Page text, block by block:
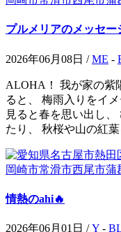
プルメリアのメッセー
2026年06月08日 /ME -
ALOHA！ 我が家の
ると、 梅雨入りをイ
見ると春を思い出し
たり、 秋桜や山の紅葉
情熱のahi🔥
2026年06月01日 /Y -